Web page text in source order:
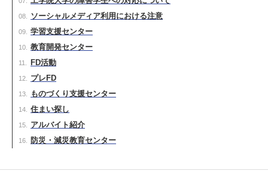
ソーシャルメディア利用における注意
学習支援センター
教育開発センター
FD活動
プレFD
ものづくり支援センター
住まい探し
アルバイト紹介
防災・減災教育センター